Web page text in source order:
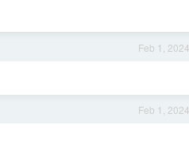
Feb 1, 2024
Feb 1, 2024